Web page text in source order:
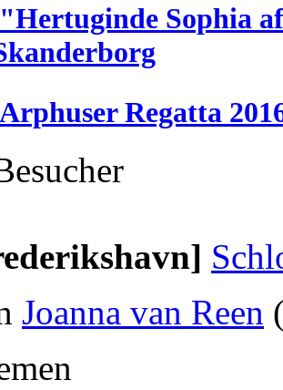
"Hertuginde Sophia
Arphuser Regatta
Joanna van Reen